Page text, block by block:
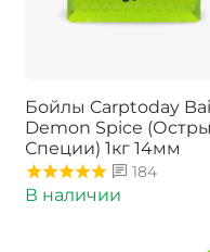
Бойлы Carptoday
Demon Spice
Специи) 1кг 14мм
184
В наличии